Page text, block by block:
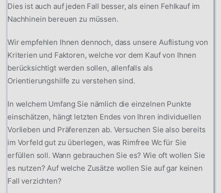
Dies ist auch auf jeden Fall besser, als einen Fehlkauf im
Nachhinein bereuen zu müssen.
Wir empfehlen Ihnen dennoch, dass unsere Auflistung von
Kriterien und Faktoren, welche vor dem Kauf von Ihnen
berücksichtigt werden sollen, allenfalls als
Orientierungshilfe zu verstehen sind.
In welchem Umfang Sie nämlich die einzelnen Punkte
einschätzen, hängt letzten Endes von Ihren individuellen
Vorlieben und Präferenzen ab. Versuchen Sie also bereits
im Vorfeld gut zu überlegen, was Rimfree Wc für Sie
erfüllen soll. Wann gebrauchen Sie es? Wie oft wollen Sie
es nutzen? Auf welche Zusätze wollen Sie auf gar keinen
Fall verzichten?